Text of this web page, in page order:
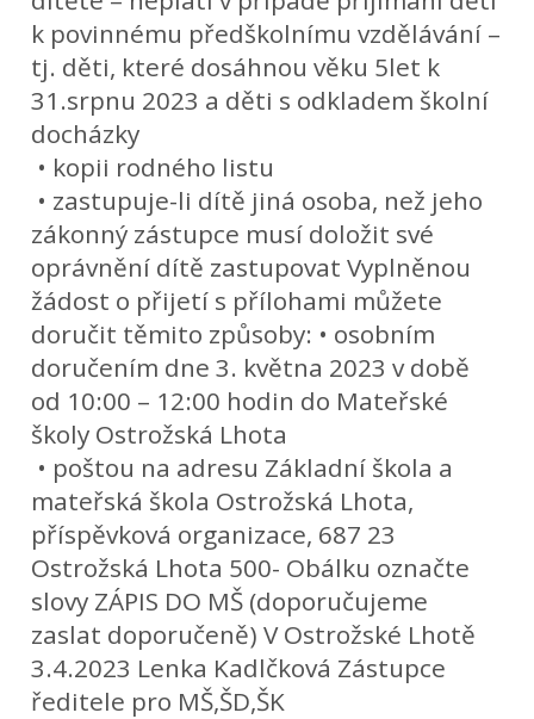
k povinnému předškolnímu vzdělávání –
tj. děti, které dosáhnou věku 5let k
31.srpnu 2023 a děti s odkladem školní
docházky
• kopii rodného listu
• zastupuje-li dítě jiná osoba, než jeho
zákonný zástupce musí doložit své
oprávnění dítě zastupovat Vyplněnou
žádost o přijetí s přílohami můžete
doručit těmito způsoby: • osobním
doručením dne 3. května 2023 v době
od 10:00 – 12:00 hodin do Mateřské
školy Ostrožská Lhota
• poštou na adresu Základní škola a
mateřská škola Ostrožská Lhota,
příspěvková organizace, 687 23
Ostrožská Lhota 500- Obálku označte
slovy ZÁPIS DO MŠ (doporučujeme
zaslat doporučeně) V Ostrožské Lhotě
3.4.2023 Lenka Kadlčková Zástupce
ředitele pro MŠ,ŠD,ŠK